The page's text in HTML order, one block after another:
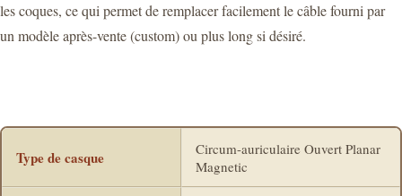
les coques, ce qui permet de remplacer facilement le câble fourni par
un modèle après-vente (custom) ou plus long si désiré.
Type de casque
Circum-auriculaire Ouvert Planar
Magnetic